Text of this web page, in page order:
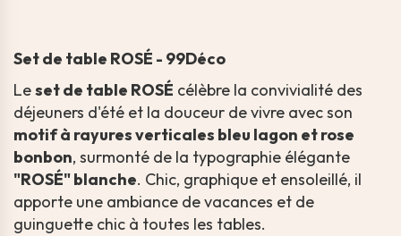
Set de table ROSÉ - 99Déco
Leset de table ROSÉ célèbre la convivialité des
déjeuners d'été et la douceur de vivre avec son
motif à rayures verticales bleu lagon et rose
bonbon, surmonté de la typographie élégante
"ROSÉ" blanche. Chic, graphique et ensoleillé, il
apporte une ambiance de vacances et de
guinguette chic à toutes les tables.